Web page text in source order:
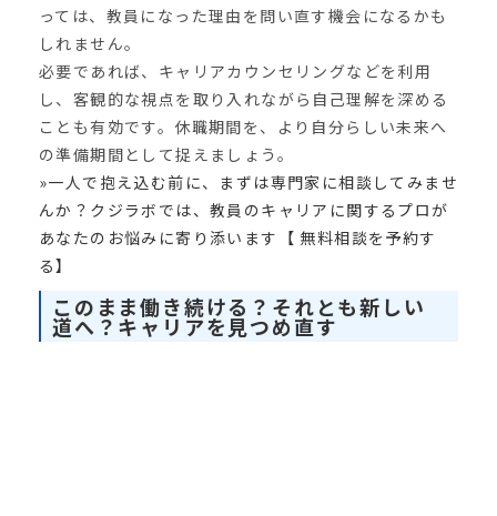
っては、教員になった理由を問い直す機会になるかも
しれません。
必要であれば、キャリアカウンセリングなどを利用
し、客観的な視点を取り入れながら自己理解を深める
ことも有効です。休職期間を、より自分らしい未来へ
の準備期間として捉えましょう。
»一人で抱え込む前に、まずは専門家に相談してみませ
んか？クジラボでは、教員のキャリアに関するプロが
あなたのお悩みに寄り添います【 無料相談を予約す
る】
このまま働き続ける？それとも新しい
道へ？キャリアを見つめ直す